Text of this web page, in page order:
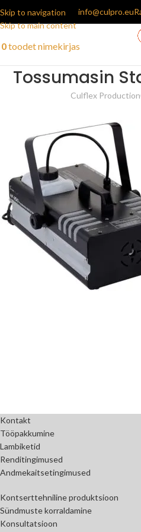
Skip to navigation
Skip to main content
info@culpro.eu
0toodetnimekirjas
Tossumasin
Culflex Production
Kontakt
Tööpakkumine
Lambiketid
Renditingimused
Andmekaitsetingimused
Kontserttehniline produktsioon
Sündmuste korraldamine
Konsultatsioon